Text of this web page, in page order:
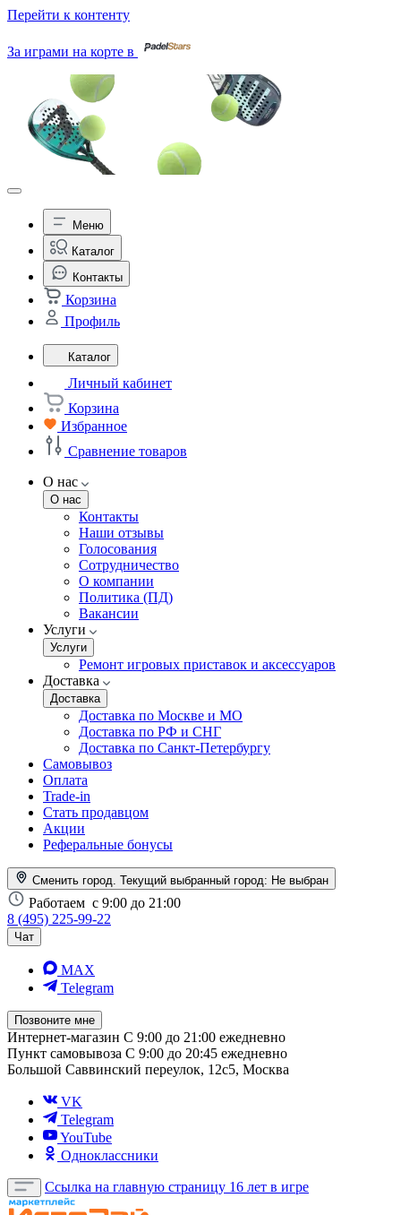
Перейти к контенту
За играми на корте в
Меню
Каталог
Контакты
Корзина
Профиль
Каталог
Личный кабинет
Корзина
Избранное
Сравнение товаров
О нас
О нас
Контакты
Наши отзывы
Голосования
Сотрудничество
О компании
Политика (ПД)
Вакансии
Услуги
Услуги
Ремонт игровых приставок и аксессуаров
Доставка
Доставка
Доставка по Москве и МО
Доставка по РФ и СНГ
Доставка по Санкт-Петербургу
Самовывоз
Оплата
Trade-in
Стать продавцом
Акции
Реферальные бонусы
Сменить город. Текущий выбранный город: Не выбран
Работаем с 9:00 до 21:00
8 (495) 225-99-22
Чат
MAX
Telegram
Позвоните мне
Интернет-магазин С 9:00 до 21:00 ежедневно
Пункт самовывоза С 9:00 до 20:45 ежедневно
Большой Саввинский переулок, 12с5, Москва
VK
Telegram
YouTube
Одноклассники
Ссылка на главную страницу 16 лет в игре